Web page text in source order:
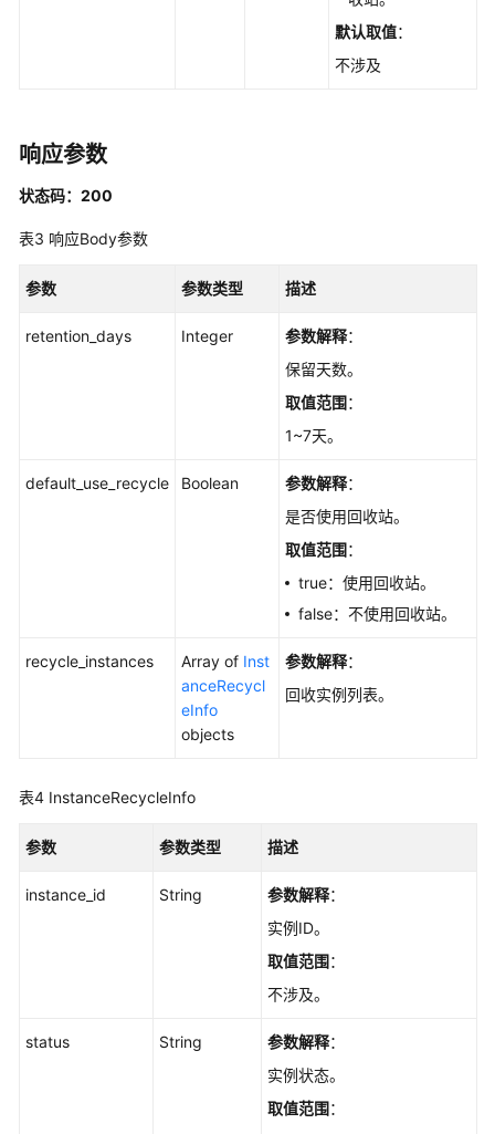
置
密
访
IP
UpdateInstanceCrossVpcIp
默认取值：
不涉及
响应参数
状态码：200
表3 响应Body参数
参数 参数类型 描述
retention_days Integer 参数解释：
保留天数。
取值范围：
1~7天。
default_use_recycle Boolean 参数解释：
是否使用回收站。
取值范围：
true：使用回收站。
false：不使用回收站。
recycle_instances Array of Inst
anceRecycl
eInfo
objects
参数解释：
回收实例列表。
表4 InstanceRecycleInfo
参数 参数类型 描述
instance_id String 参数解释：
实例ID。
取值范围：
不涉及。
status String 参数解释：
实例状态。
取值范围：